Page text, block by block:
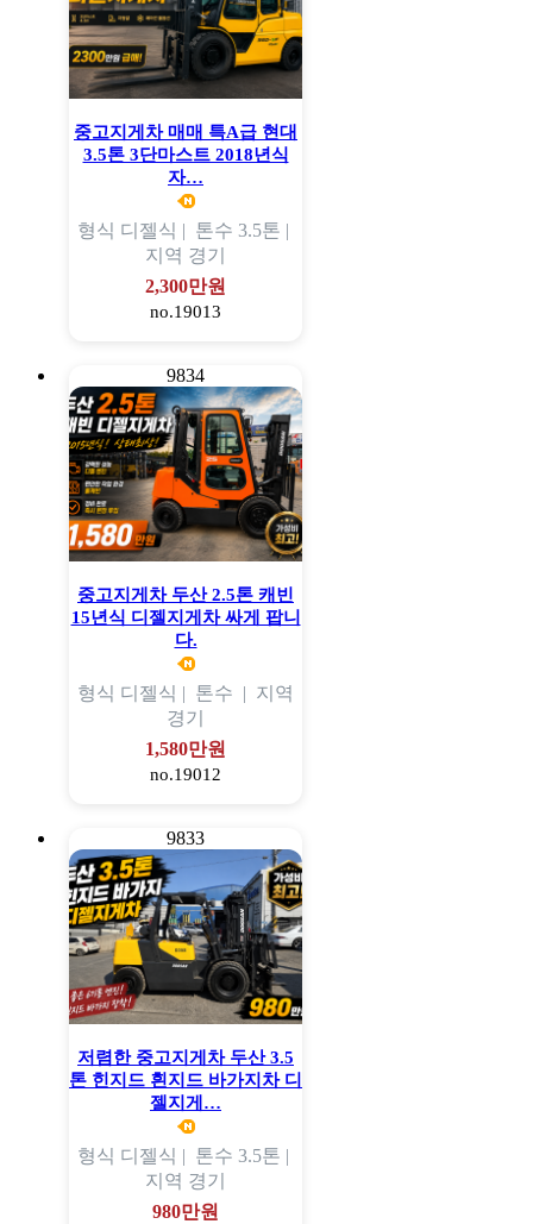
중고지게차 매매 특A급 현대
3.5톤 3단마스트 2018년식
자…
형식 디젤식 | 톤수 3.5톤 |
지역 경기
2,300만원
no.19013
9834
중고지게차 두산 2.5톤 캐빈
15년식 디젤지게차 싸게 팝니
다.
형식 디젤식 | 톤수 | 지역
경기
1,580만원
no.19012
9833
저렴한 중고지게차 두산 3.5
톤 힌지드 흰지드 바가지차 디
젤지게…
형식 디젤식 | 톤수 3.5톤 |
지역 경기
980만원